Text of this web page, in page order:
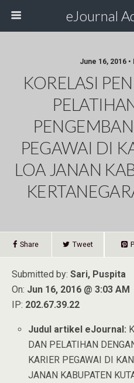
eJournal
June 16, 2016
KORELASI
PEGAWAI DI
LOA JANAN
Share Tweet
Submitted by: Sari, Puspita
On: Jun 16, 2016 @ 3:03 AM
IP: 202.67.39.22
Judul artikel eJournal:
DAN PELATIHAN
KARIER PEGAWAI DI
JANAN KABUPATEN